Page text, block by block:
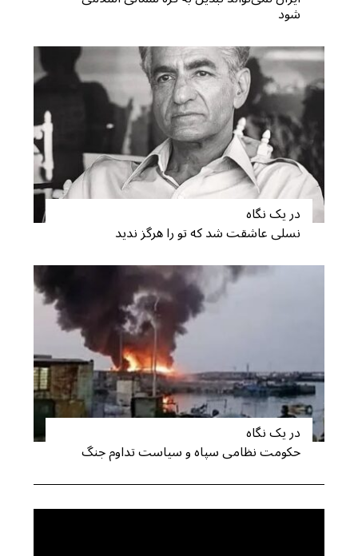
شود
در یک نگاه
نسلی عاشقت شد که تو را هرگز ندید
در یک نگاه
حکومت نظامی سپاه و سیاست تداوم جنگ